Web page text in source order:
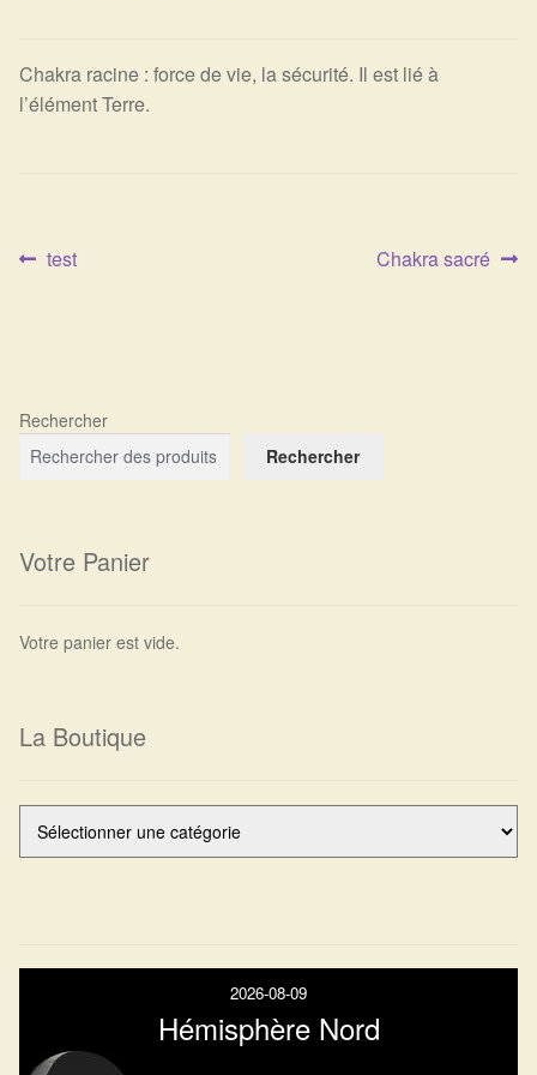
Nouveautés
Bracelets
Pierres
Harmonisation de l’être
Harmonisation des lieux
Encens
Ésotérisme : les pratiques spirituelles du monde invisible
Panier
Chakra racine : force de vie, la sécurité. Il est lié à
l’élément Terre.
Navigation
Article
test
Article
Chakra sacré
Rechercher
Rechercher
Votre Panier
Votre panier est vide.
La Boutique
2026-08-09
Hémisphère Nord